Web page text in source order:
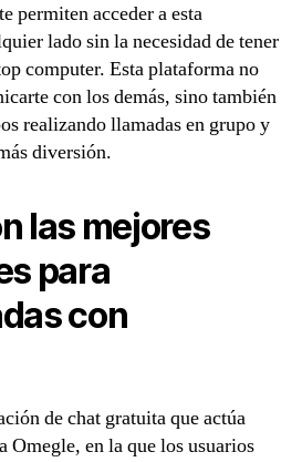
permiten acceder a esta
lado sin la necesidad de tener
computer. Esta plataforma no
con los demás, sino también
realizando llamadas en grupo y
diversión.
las mejores
para
con
de chat gratuita que actúa
Omegle, en la que los usuarios